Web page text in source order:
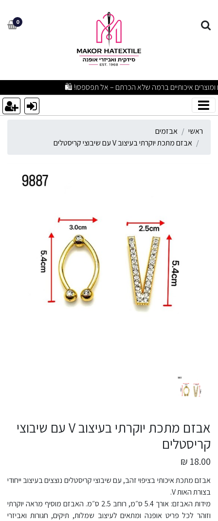
אבזם מתכת יוקרתי בעיצוב V עם שיבוצי קריסטלים0
מבצעים מפתיעים ומוצרים איכותיים ברמה שלא הכרתם – אל תפספסו! 🛍️
ראשי
אבזמים
אבזם מתכת יוקרתי בעיצוב V עם שיבוצי קריסטלים
אבזם מתכת יוקרתי בעיצוב V עם שיבוצי
קריסטלים
18.00 ₪
אבזם מתכת איכותי בציפוי זהב, עם שיבוצי קריסטלים נוצצים בעיצוב ייחודי
בצורת האות V.
מידות האבזם: אורך 5.4 ס״מ, רוחב 2.5 ס״מ. האבזם מוסיף מראה יוקרתי
וזוהר לכל פריט אופנה ומתאים לעיצוב שמלות, תיקים, חגורות ואביזרי